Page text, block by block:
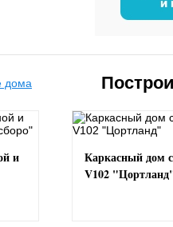
и
Каркасный дом
V102